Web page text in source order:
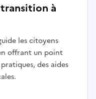
à
les citoyens
offrant un point
des aides